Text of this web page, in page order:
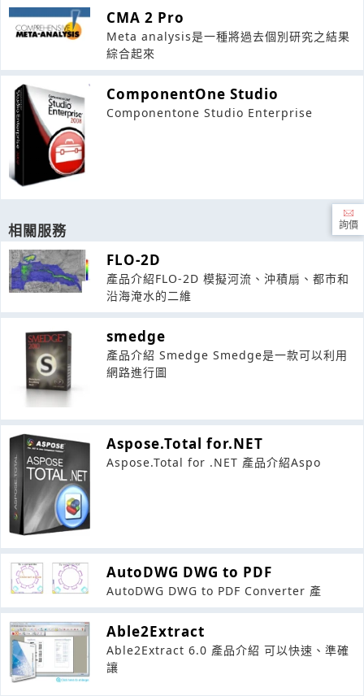
CMA 2 Pro
Meta analysis是一種將過去個別研究之結果
綜合起來
ComponentOne Studio
Componentone Studio Enterprise
相關服務
FLO-2D
產品介紹FLO-2D 模擬河流、沖積扇、都市和
沿海淹水的二維
smedge
產品介紹 Smedge Smedge是一款可以利用
網路進行圖
Aspose.Total for.NET
Aspose.Total for .NET 產品介紹Aspo
AutoDWG DWG to PDF
AutoDWG DWG to PDF Converter 產
Able2Extract
Able2Extract 6.0 產品介紹 可以快速、準確
讓
詢價